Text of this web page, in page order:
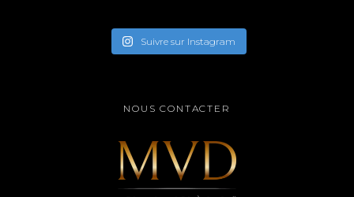
Suivre sur Instagram
NOUS CONTACTER